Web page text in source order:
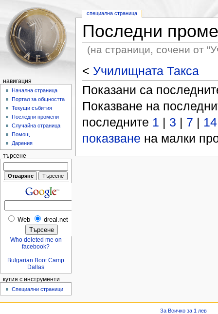
Последни
(на страници, сочени от
< Училищната Такса
Показани са
Показване на
последните 1 | 3 | 7 | 14
показване на малки
специална страница
навигация
Начална страница
Портал за общността
Текущи събития
Последни промени
Случайна страница
Помощ
Дарения
търсене
Web dreal.net
Who deleted me on
facebook?
Bulgarian Boot Camp
Dallas
кутия с инструменти
Специални страници
За Всичко за 1 лев